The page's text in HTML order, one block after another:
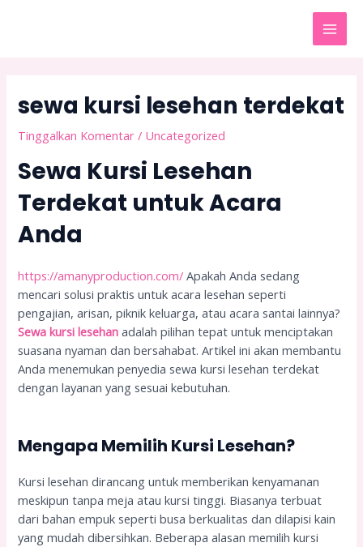
sewa kursi lesehan terdekat
Tinggalkan Komentar / Uncategorized
Sewa Kursi Lesehan
Terdekat untuk Acara
Anda
https://amanyproduction.com/ Apakah Anda sedang
mencari solusi praktis untuk acara lesehan seperti
pengajian, arisan, piknik keluarga, atau acara santai lainnya?
Sewa kursi lesehan adalah pilihan tepat untuk menciptakan
suasana nyaman dan bersahabat. Artikel ini akan membantu
Anda menemukan penyedia sewa kursi lesehan terdekat
dengan layanan yang sesuai kebutuhan.
Mengapa Memilih Kursi Lesehan?
Kursi lesehan dirancang untuk memberikan kenyamanan
meskipun tanpa meja atau kursi tinggi. Biasanya terbuat
dari bahan empuk seperti busa berkualitas dan dilapisi kain
yang mudah dibersihkan. Beberapa alasan memilih kursi